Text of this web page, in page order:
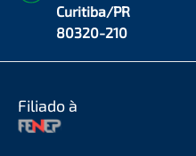
Curitiba/PR
80320-210
Filiado à